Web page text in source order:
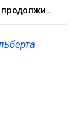
«В ближайшей перспективе мы продолжим нести убытки из-за инвестиций в рост»: главное из проспекта Ozon к IPO — Торговля на vc.ru